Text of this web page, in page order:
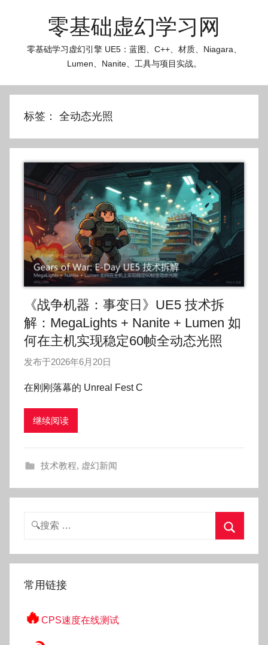
零基础虚幻学习网
零基础学习虚幻引擎 UE5：蓝图、C++、材质、Niagara、
Lumen、Nanite、工具与项目实战。
标签： 全动态光照
《战争机器：事变日》UE5 技术拆
解：MegaLights + Nanite + Lumen 如
何在主机实现稳定60帧全动态光照
发布于2026年6月20日
:
g
o
在刚刚落幕的 Unreal Fest C
继续阅读
技术教程, 虚幻新闻
搜
索
常用链接
🔥 CPS速度在线测试